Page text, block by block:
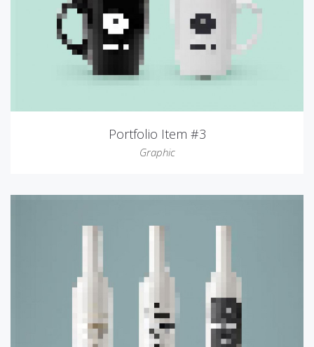
Portfolio Item #3
Graphic